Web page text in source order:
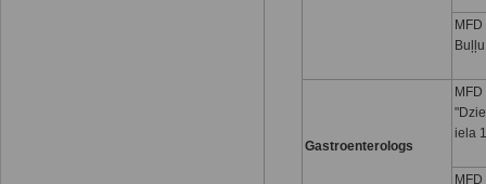
Gastroenterologs
iela